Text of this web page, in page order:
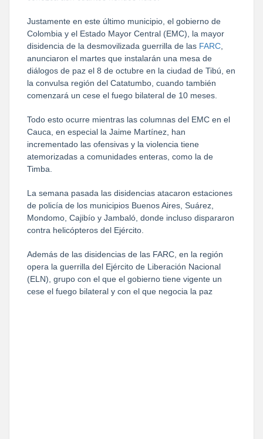
Justamente en este último municipio, el gobierno de
Colombia y el Estado Mayor Central (EMC), la mayor
disidencia de la desmovilizada guerrilla de las FARC
anunciaron el martes que instalarán una mesa de
diálogos de paz el 8 de octubre en la ciudad de Tibú, en
la convulsa región del Catatumbo, cuando también
comenzará un cese el fuego bilateral de 10 meses.
Todo esto ocurre mientras las columnas del EMC en el
Cauca, en especial la Jaime Martínez, han
incrementado las ofensivas y la violencia tiene
atemorizadas a comunidades enteras, como la de
Timba.
La semana pasada las disidencias atacaron estaciones
de policía de los municipios Buenos Aires, Suárez,
Mondomo, Cajibío y Jambaló, donde incluso dispararon
contra helicópteros del Ejército.
Además de las disidencias de las FARC, en la región
opera la guerrilla del Ejército de Liberación Nacional
(ELN), grupo con el que el gobierno tiene vigente un
cese el fuego bilateral y con el que negocia la paz